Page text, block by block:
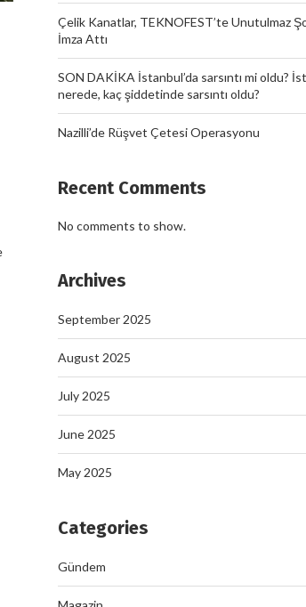
Çelik Kanatlar, TEKNOFEST’te Unutulmaz
İmza Attı
SON DAKİKA İstanbul’da sarsıntı mi oldu?
nerede, kaç şiddetinde sarsıntı oldu?
Nazilli’de Rüşvet Çetesi Operasyonu
Recent Comments
No comments to show.
Archives
September 2025
August 2025
July 2025
June 2025
May 2025
Categories
Gündem